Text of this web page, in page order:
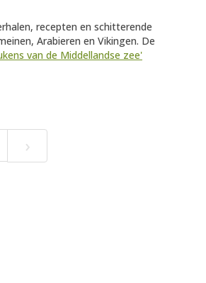
recepten en schitterende
Arabieren en Vikingen. De
van de Middellandse zee'
›